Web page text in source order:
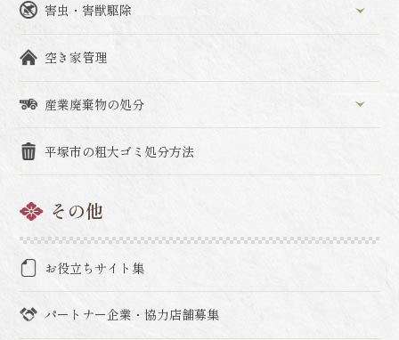
害虫・害獣駆除
空き家管理
産業廃棄物の処分
平塚市の粗大ゴミ処分方法
その他
お役立ちサイト集
パートナー企業・協力店舗募集